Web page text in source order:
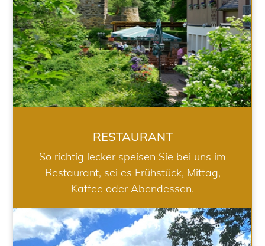
RESTAURANT
So richtig lecker speisen Sie bei uns im
Restaurant, sei es Frühstück, Mittag,
Kaffee oder Abendessen.